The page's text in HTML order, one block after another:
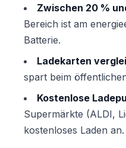
Zwischen 20 %
Bereich ist am
Batterie.
Ladekarten
spart beim
Kostenlose
Supermärkte (ALDI,
kostenloses Laden an.